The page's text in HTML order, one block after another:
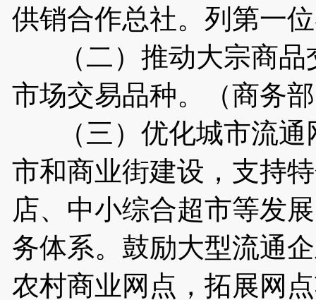
供销合作总社。列第一
（二）推动大宗商品
市场交易品种。（商务
（三）优化城市流通
市和商业街建设，支持
店、中小综合超市等发
务体系。鼓励大型流通
农村商业网点，拓展网